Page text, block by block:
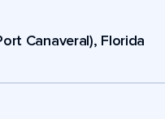
Canaveral), Florida